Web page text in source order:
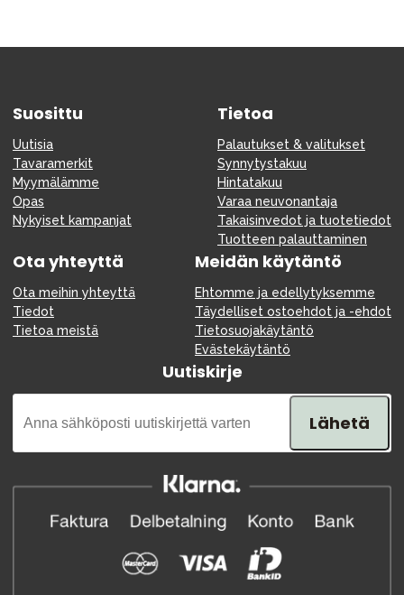
Suosittu
Uutisia
Tavaramerkit
Myymälämme
Opas
Nykyiset kampanjat
Tietoa
Palautukset & valitukset
Synnytystakuu
Hintatakuu
Varaa neuvonantaja
Takaisinvedot ja tuotetiedot
Tuotteen palauttaminen
Ota yhteyttä
Ota meihin yhteyttä
Tiedot
Tietoa meistä
Meidän käytäntö
Ehtomme ja edellytyksemme
Täydelliset ostoehdot ja -ehdot
Tietosuojakäytäntö
Evästekäytäntö
Uutiskirje
Lähetä